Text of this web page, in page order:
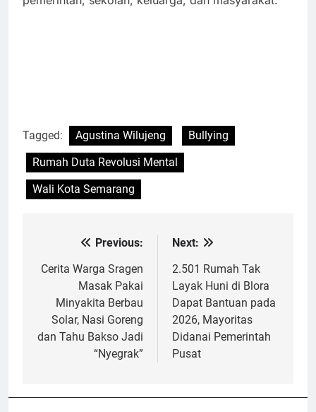
Tagged: Agustina Wilujeng
Bullying
Rumah Duta Revolusi Mental
Wali Kota Semarang
Navigasi
pos
Previous:
Cerita Warga Sragen
Masak Pakai
Minyakita Berbau
Solar, Nasi Goreng
dan Tahu Bakso Jadi
“Nyegrak”
Next:
2.501 Rumah Tak
Layak Huni di Blora
Dapat Bantuan pada
2026, Mayoritas
Didanai Pemerintah
Pusat